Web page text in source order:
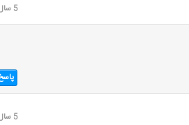
5 سال قبل
5 سال قبل